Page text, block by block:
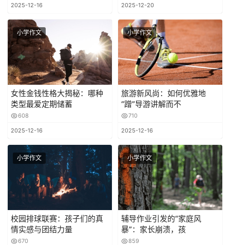
2025-12-16 2025-12-20
小学作文
女性金钱性格大揭秘：哪种
类型最爱定期储蓄
608
2025-12-16
小学作文
旅游新风尚：如何优雅地
“蹭”导游讲解而不
710
2025-12-16
小学作文
校园排球联赛：孩子们的真
情实感与团结力量
670
小学作文
辅导作业引发的“家庭风
暴”：家长崩溃，孩
859